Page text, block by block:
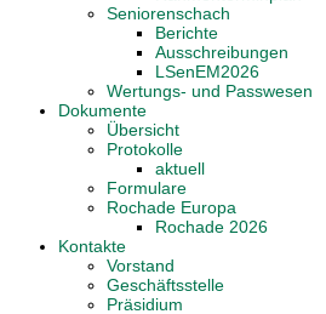
Seniorenschach
Berichte
Ausschreibungen
LSenEM2026
Wertungs- und Passwesen
Dokumente
Übersicht
Protokolle
aktuell
Formulare
Rochade Europa
Rochade 2026
Kontakte
Vorstand
Geschäftsstelle
Präsidium